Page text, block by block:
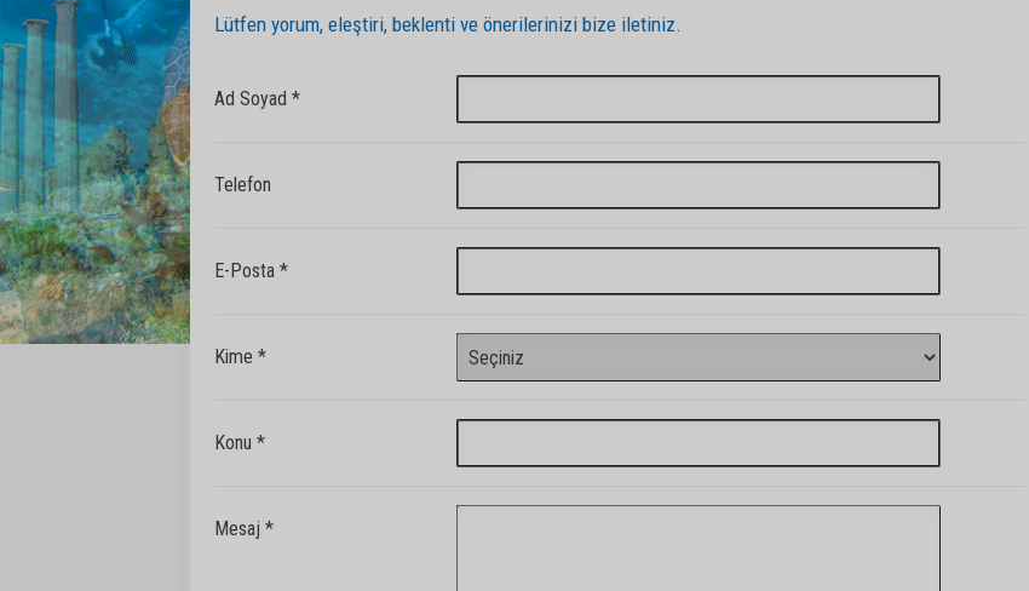
Lütfen yorum, eleştiri, beklenti ve önerilerinizi bize iletiniz.
Ad Soyad *
Telefon
E-Posta *
Kime *
Konu *
Mesaj *